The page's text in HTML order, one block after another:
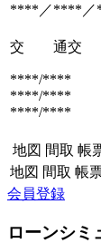
****／****／
交 通交
****/****
****/****
****/****
地図 間取 帳
地図 間取 帳
会員登録
ローンシミ